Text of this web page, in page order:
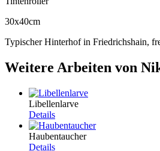
30x40cm
Typischer Hinterhof in Friedrichshain,
Weitere Arbeiten von
Libellenlarve
Details
Haubentaucher
Details